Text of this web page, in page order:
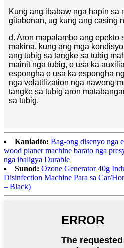
Kung ang ibabaw nga hapin sa
gitabonan, ug kung ang casing
d. Aron mapalambo ang epekto
makina, kung ang mga
ang tubig sa tangke sa tubig
mainit nga tubig, o usa ka
espongha o usa ka espongha
nga volatilization nga nawong
tangke sa tubig aron
sa tubig.
Kaniadto: Bag-ong disenyo nga
wood planer machine barato nga
nga ibaligya Durable
Sunod: Ozone Generator 40g
Disinfection Machine Para sa Car/
– Black)